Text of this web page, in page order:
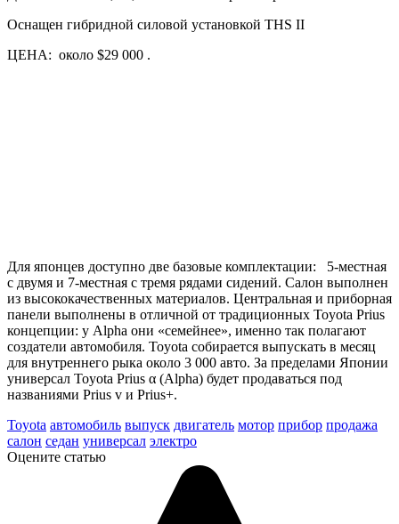
Оснащен гибридной силовой установкой THS II
ЦЕНА: около $29 000 .
Для японцев доступно две базовые комплектации: 5-местная
с двумя и 7-местная с тремя рядами сидений. Салон выполнен
из высококачественных материалов. Центральная и приборная
панели выполнены в отличной от традиционных Toyota Prius
концепции: у Alpha они «семейнее», именно так полагают
создатели автомобиля. Toyota собирается выпускать в месяц
для внутреннего рыка около 3 000 авто. За пределами Японии
универсал Toyota Prius α (Alpha) будет продаваться под
названиями Prius v и Prius+.
Toyota автомобиль выпуск двигатель мотор прибор продажа
салон седан универсал электро
Оцените статью